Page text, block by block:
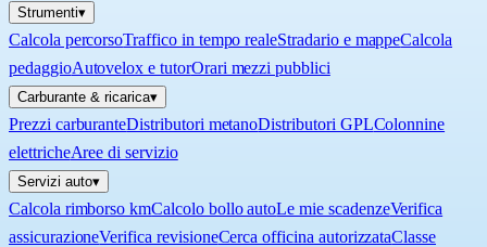
Strumenti▾
Calcola percorsoTraffico in tempo realeStradario e mappeCalcola
pedaggioAutovelox e tutorOrari mezzi pubblici
Carburante & ricarica▾
Prezzi carburanteDistributori metanoDistributori GPLColonnine
elettricheAree di servizio
Servizi auto▾
Calcola rimborso kmCalcolo bollo autoLe mie scadenzeVerifica
assicurazioneVerifica revisioneCerca officina autorizzataClasse